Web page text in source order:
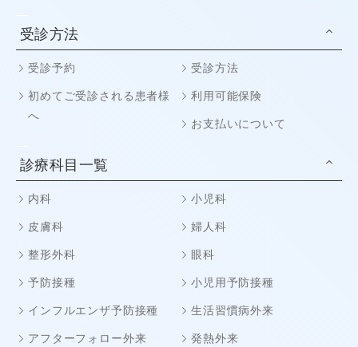
受診方法
受診予約 受診方法
初めてご受診される患者様
へ
利用可能保険
お支払いについて
診療科目一覧
内科 小児科
皮膚科 婦人科
整形外科 眼科
予防接種 小児用予防接種
インフルエンザ予防接種 生活習慣病外来
アフターフォロー外来 発熱外来